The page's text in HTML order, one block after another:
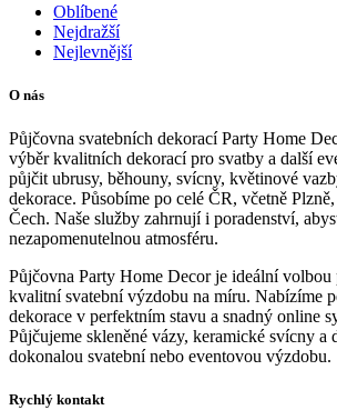
Oblíbené
Nejdražší
Nejlevnější
O nás
Půjčovna svatebních dekorací Party Home
výběr kvalitních dekorací pro svatby a další
půjčit ubrusy, běhouny, svícny, květinové
dekorace. Působíme po celé ČR, včetně
Čech. Naše služby zahrnují i poradenství,
nezapomenutelnou atmosféru.
Půjčovna Party Home Decor je ideální
kvalitní svatební výzdobu na míru. Nabízíme
dekorace v perfektním stavu a snadný online
Půjčujeme skleněné vázy, keramické svícny a
dokonalou svatební nebo eventovou výzdobu.
Rychlý kontakt